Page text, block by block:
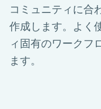
コミュニティに合
作成します。よく
ィ固有のワークフ
ます。